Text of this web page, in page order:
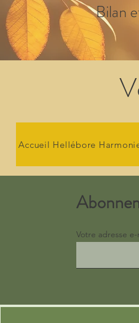
Bilan
Accueil Hellébore
Votre adresse e-